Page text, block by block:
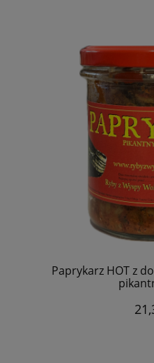
Paprykarz HOT z